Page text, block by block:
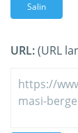
Salin
URL:(URL